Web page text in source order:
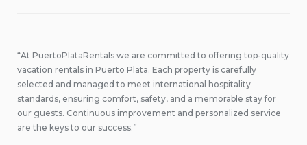
“At PuertoPlataRentals we are committed to offering top-quality
vacation rentals in Puerto Plata. Each property is carefully
selected and managed to meet international hospitality
standards, ensuring comfort, safety, and a memorable stay for
our guests. Continuous improvement and personalized service
are the keys to our success.”